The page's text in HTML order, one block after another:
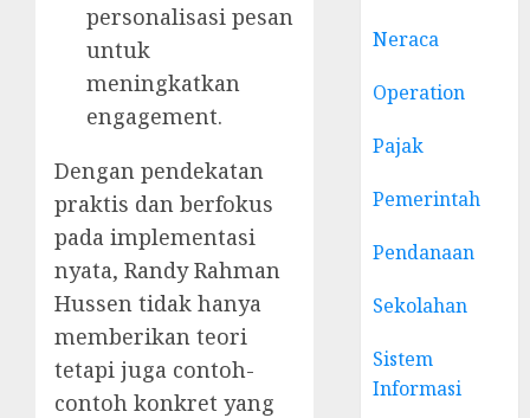
personalisasi pesan
untuk
meningkatkan
engagement.
Dengan pendekatan
praktis dan berfokus
pada implementasi
nyata, Randy Rahman
Hussen tidak hanya
memberikan teori
tetapi juga contoh-
contoh konkret yang
Neraca
Operation
Pajak
Pemerintah
Pendanaan
Sekolahan
Sistem
Informasi